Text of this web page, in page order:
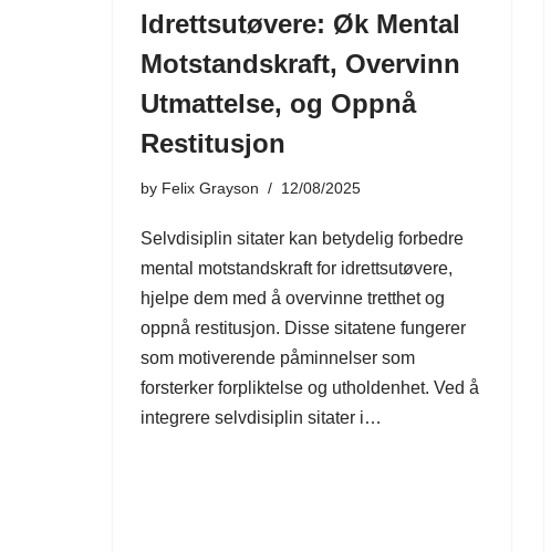
Idrettsutøvere: Øk Mental
Motstandskraft, Overvinn
Utmattelse, og Oppnå
Restitusjon
by Felix Grayson 12/08/2025
Selvdisiplin sitater kan betydelig forbedre
mental motstandskraft for idrettsutøvere,
hjelpe dem med å overvinne tretthet og
oppnå restitusjon. Disse sitatene fungerer
som motiverende påminnelser som
forsterker forpliktelse og utholdenhet. Ved å
integrere selvdisiplin sitater i…